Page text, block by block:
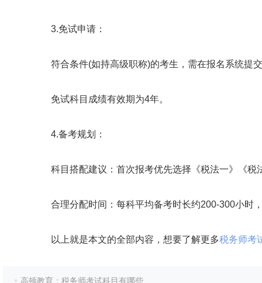
3.免试申请：
符合条件(如持高级职称)的考生，需在报名系统提
免试科目成绩有效期为4年。
4.备考规划：
科目搭配建议：首次报考优先选择《税法一》《税
合理分配时间：每科平均备考时长约200-300小时
以上就是本文的全部内容，想要了解更多税务师考
高顿教育：税务师考试科目有哪些